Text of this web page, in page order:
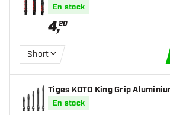
En stock
4,20
Short
Tiges KOTO King Grip
En stock